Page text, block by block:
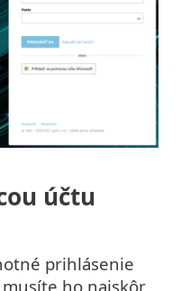
účtu
prihlásenie
musíte ho najskôr